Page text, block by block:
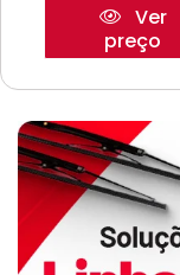
Ver
preço